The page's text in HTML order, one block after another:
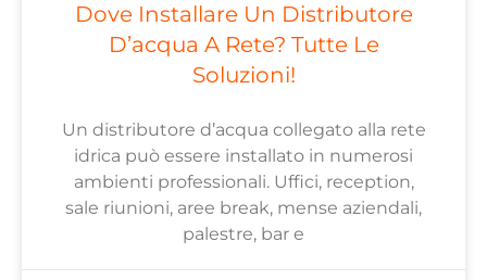
Dove Installare Un Distributore
D’acqua A Rete? Tutte Le
Soluzioni!
Un distributore d’acqua collegato alla rete
idrica può essere installato in numerosi
ambienti professionali. Uffici, reception,
sale riunioni, aree break, mense aziendali,
palestre, bar e